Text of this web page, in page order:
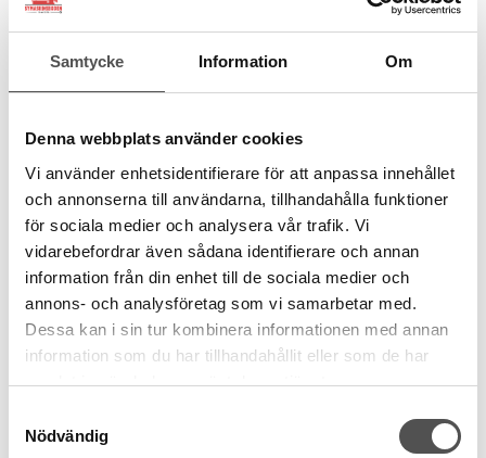
Samtycke Information Om
Denna webbplats använder cookies
Vi använder enhetsidentifierare för att anpassa innehållet
och annonserna till användarna, tillhandahålla funktioner
för sociala medier och analysera vår trafik. Vi
vidarebefordrar även sådana identifierare och annan
information från din enhet till de sociala medier och
annons- och analysföretag som vi samarbetar med.
Dessa kan i sin tur kombinera informationen med annan
information som du har tillhandahållit eller som de har
samlat in när du har använt deras tjänster.
Nödvändig
Reglerspänne 25 mm silver (rektangelring)
Bandbredd 25 mm